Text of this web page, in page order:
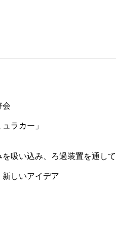
ラカー」
い込み、ろ過装置を通して
いアイデア